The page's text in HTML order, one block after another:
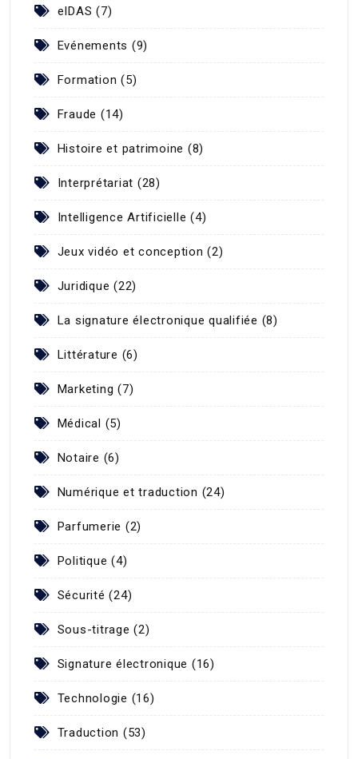
eIDAS (7)
Evénements (9)
Formation (5)
Fraude (14)
Histoire et patrimoine (8)
Interprétariat (28)
Intelligence Artificielle (4)
Jeux vidéo et conception (2)
Juridique (22)
La signature électronique qualifiée (8)
Littérature (6)
Marketing (7)
Médical (5)
Notaire (6)
Numérique et traduction (24)
Parfumerie (2)
Politique (4)
Sécurité (24)
Sous-titrage (2)
Signature électronique (16)
Technologie (16)
Traduction (53)